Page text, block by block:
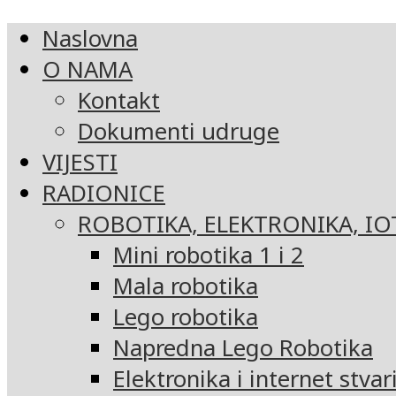
Naslovna
O NAMA
Kontakt
Dokumenti udruge
VIJESTI
RADIONICE
ROBOTIKA, ELEKTRONIKA,
Mini robotika 1 i 2
Mala robotika
Lego robotika
Napredna Lego Robotika
Elektronika i internet